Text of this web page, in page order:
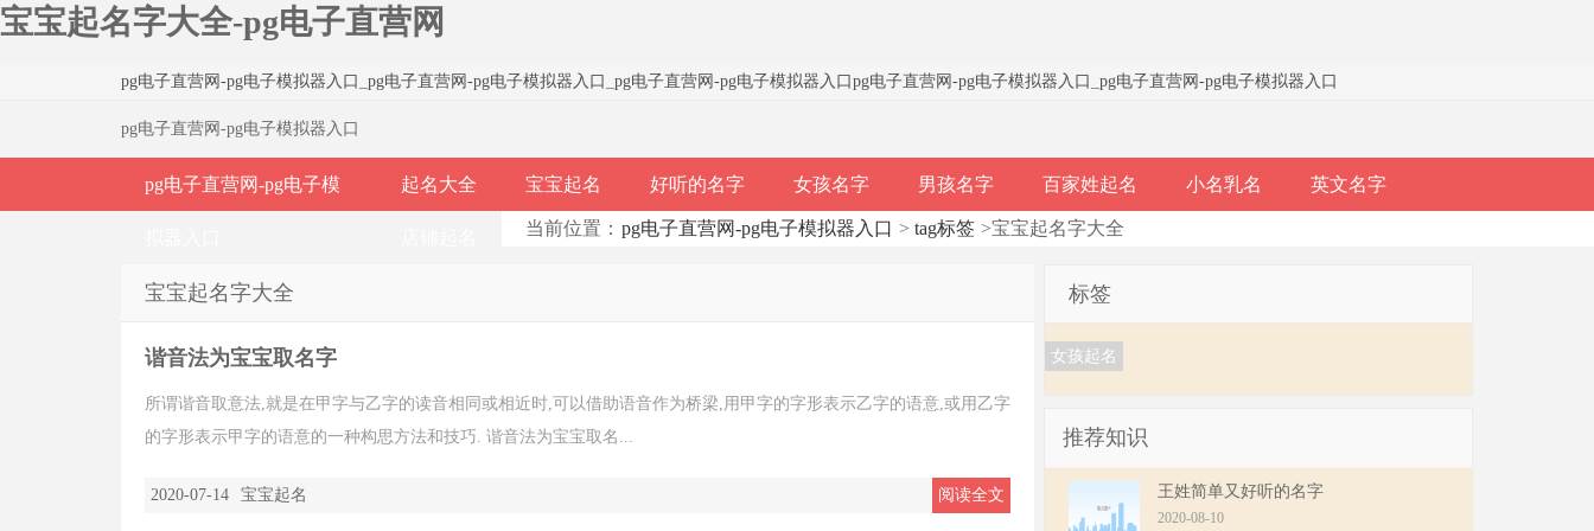
宝宝起名字大全-pg电子直营网
pg电子直营网-pg电子模拟器入口 pg电子直营网-pg电子模拟器入口 pg电子直营网-pg电子模拟器入口 pg电子直营网-pg电子模拟器入口 pg电子直营网-pg电子模拟器入口
pg电子直营网-pg电子模拟器入口
pg电子直营网-pg电子模 起名大全 宝宝起名 好听的名字 女孩名字 男孩名字 百家姓起名 小名乳名 英文名字
当前位置： pg电子直营网-pg电子模拟器入口 > tag标签 >宝宝起名字大全
宝宝起名字大全
谐音法为宝宝取名字
所谓谐音取意法,就是在甲字与乙字的读音相同或相近时,可以借助语音作为桥梁,用甲字的字形表示乙字的语意,或用乙字
的字形表示甲字的语意的一种构思方法和技巧. 谐音法为宝宝取名...
2020-07-14 宝宝起名 阅读全文
标签
女孩起名
推荐知识
王姓简单又好听的名字
2020-08-10